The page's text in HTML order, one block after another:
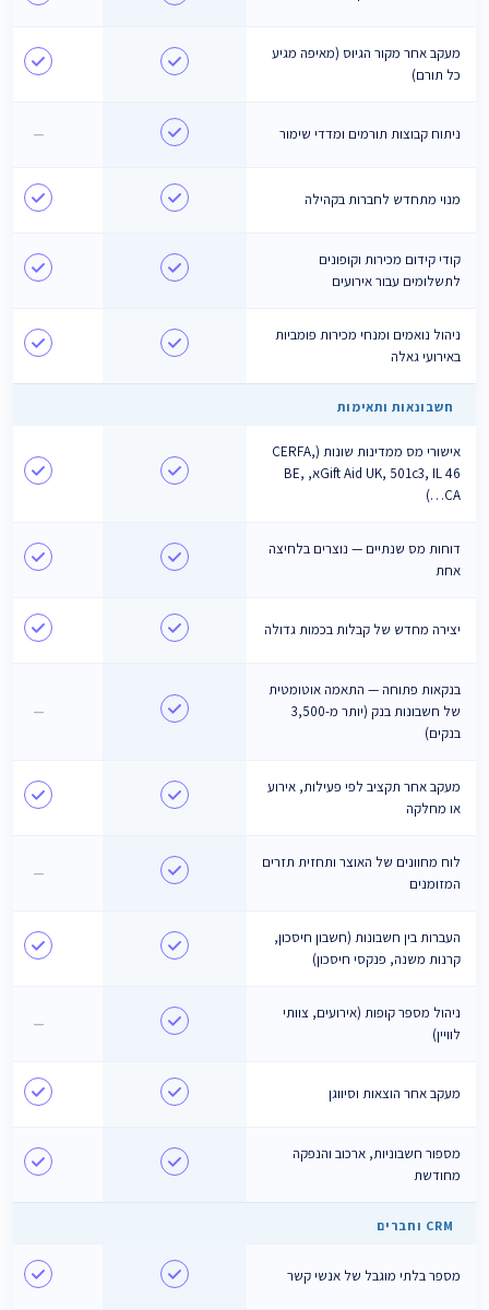
מעקב אחר מקור הגיוס (מאיפה מגיע
כל תורם)
ניתוח קבוצות תורמים ומדדי שימור —
מנוי מתחדש לחברות בקהילה
קודי קידום מכירות וקופונים
לתשלומים עבור אירועים
ניהול נואמים ומנחי מכירות פומביות
באירועי גאלה
חשבונאות ותאימות
אישורי מס ממדינות שונות (CERFA,
Gift Aid UK, 501c3, IL 46א, BE,
CA…)
דוחות מס שנתיים — נוצרים בלחיצה
אחת
יצירה מחדש של קבלות בכמות גדולה
בנקאות פתוחה — התאמה אוטומטית
של חשבונות בנק (יותר מ-3,500
בנקים)
—
מעקב אחר תקציב לפי פעילות, אירוע
או מחלקה
לוח מחוונים של האוצר ותחזית תזרים
המזומנים
—
העברות בין חשבונות (חשבון חיסכון,
קרנות משנה, פנקסי חיסכון)
ניהול מספר קופות (אירועים, צוותי
לוויין)
—
מעקב אחר הוצאות וסיווגן
מספור חשבוניות, ארכוב והנפקה
מחודשת
CRM וחברים
מספר בלתי מוגבל של אנשי קשר